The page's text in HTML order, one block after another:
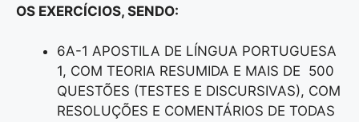
OS EXERCÍCIOS, SENDO:
6A-1 APOSTILA DE LÍNGUA PORTUGUESA
1, COM TEORIA RESUMIDA E MAIS DE 500
QUESTÕES (TESTES E DISCURSIVAS), COM
RESOLUÇÕES E COMENTÁRIOS DE TODAS